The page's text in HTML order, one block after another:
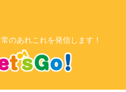
のあれこれを発信します！